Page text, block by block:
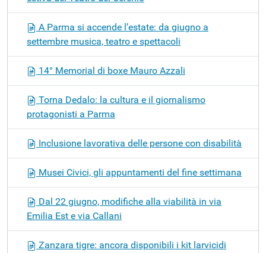
A Parma si accende l’estate: da giugno a
settembre musica, teatro e spettacoli
14° Memorial di boxe Mauro Azzali
Torna Dedalo: la cultura e il giornalismo
protagonisti a Parma
Inclusione lavorativa delle persone con disabilità
Musei Civici, gli appuntamenti del fine settimana
Dal 22 giugno, modifiche alla viabilità in via
Emilia Est e via Callani
Zanzara tigre: ancora disponibili i kit larvicidi